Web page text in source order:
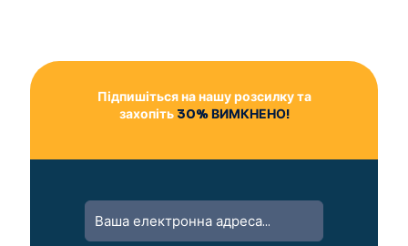
Підпишіться на нашу розсилку та
захопіть30% ВИМКНЕНО!